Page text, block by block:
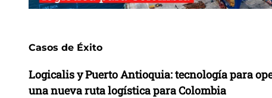
Casos de Éxito
Logicalis y Puerto Antioquia: tecnología para
una nueva ruta logística para Colombia